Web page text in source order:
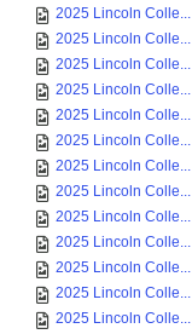
2025 Lincoln Colle...
2025 Lincoln Colle...
2025 Lincoln Colle...
2025 Lincoln Colle...
2025 Lincoln Colle...
2025 Lincoln Colle...
2025 Lincoln Colle...
2025 Lincoln Colle...
2025 Lincoln Colle...
2025 Lincoln Colle...
2025 Lincoln Colle...
2025 Lincoln Colle...
2025 Lincoln Colle...